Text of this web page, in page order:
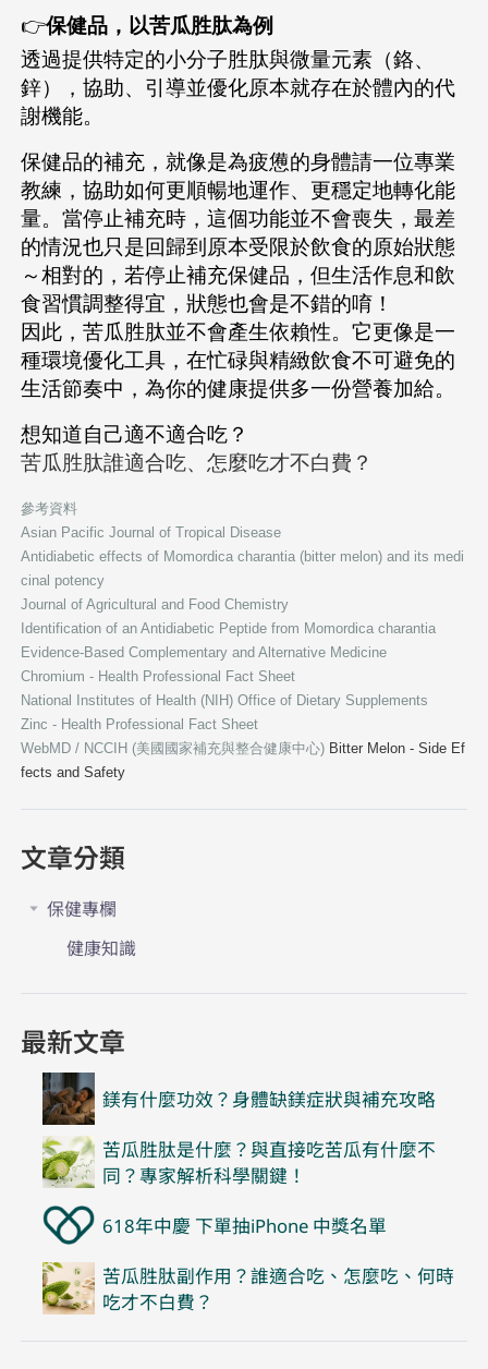
👉保健品，以苦瓜胜肽為例
透過提供特定的小分子胜肽與微量元素（鉻、
鋅），協助、引導並優化原本就存在於體內的代
謝機能。
保健品的補充，就像是為疲憊的身體請一位專業
教練，協助如何更順暢地運作、更穩定地轉化能
量。當停止補充時，這個功能並不會喪失，最差
的情況也只是回歸到原本受限於飲食的原始狀態
～相對的，若停止補充保健品，但生活作息和飲
食習慣調整得宜，狀態也會是不錯的唷！
因此，苦瓜胜肽並不會產生依賴性。它更像是一
種環境優化工具，在忙碌與精緻飲食不可避免的
生活節奏中，為你的健康提供多一份營養加給。
想知道自己適不適合吃？
苦瓜胜肽誰適合吃、怎麼吃才不白費？
參考資料
Asian Pacific Journal of Tropical Disease
Antidiabetic effects of Momordica charantia (bitter melon) and its medi
cinal potency
Journal of Agricultural and Food Chemistry
Identification of an Antidiabetic Peptide from Momordica charantia
Evidence-Based Complementary and Alternative Medicine
Chromium - Health Professional Fact Sheet
National Institutes of Health (NIH) Office of Dietary Supplements
Zinc - Health Professional Fact Sheet
WebMD / NCCIH (美國國家補充與整合健康中心) Bitter Melon - Side Ef
fects and Safety
文章分類
保健專欄
健康知識
最新文章
鎂有什麼功效？身體缺鎂症狀與補充攻略
苦瓜胜肽是什麼？與直接吃苦瓜有什麼不
同？專家解析科學關鍵！
618年中慶 下單抽iPhone 中獎名單
苦瓜胜肽副作用？誰適合吃、怎麼吃、何時
吃才不白費？